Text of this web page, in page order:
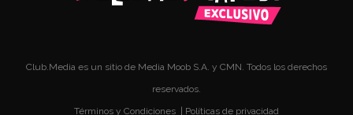
Club.Media es un sitio de Media Moob S.A. y CMN. Todos los derechos
reservados.
Términos y Condiciones
Políticas de privacidad